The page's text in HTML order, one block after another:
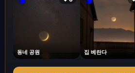
동네 공원 집 베란다